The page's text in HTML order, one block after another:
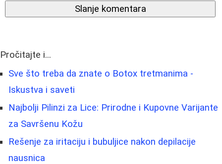
Slanje komentara
Pročitajte i...
Sve što treba da znate o Botox tretmanima -
Iskustva i saveti
Najbolji Pilinzi za Lice: Prirodne i Kupovne Varijante
za Savršenu Kožu
Rešenje za iritaciju i bubuljice nakon depilacije
nausnica